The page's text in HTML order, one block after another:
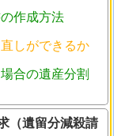
作成方法
しができるか
合の遺産分割
（遺留分減殺請